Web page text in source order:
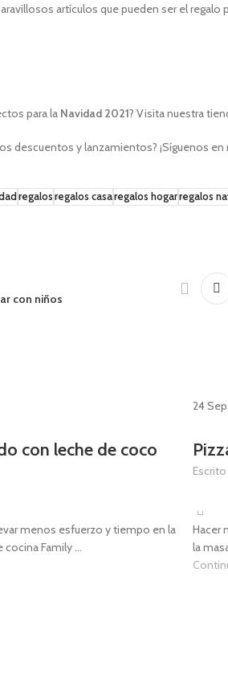
artículos que pueden ser el regalo
para la Navidad 2021? Visita nuestra
descuentos y lanzamientos? ¡Síguenos
regalos regalos casaregalos hogarregalos
con niños
con leche de coco
menos esfuerzo y tiempo en la
Family ...
24Sep
Hacer
la